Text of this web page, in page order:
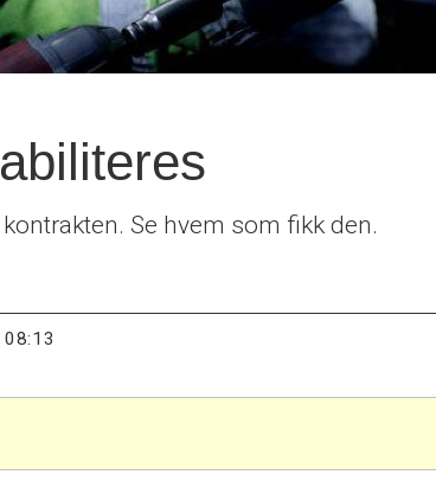
Se hvem som fikk den.
08:13